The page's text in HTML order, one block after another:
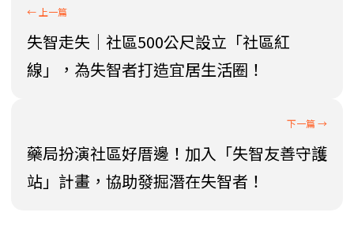
失智走失｜社區500公尺設立「社區紅
線」，為失智者打造宜居生活圈！
藥局扮演社區好厝邊！加入「失智友善守護
站」計畫，協助發掘潛在失智者！